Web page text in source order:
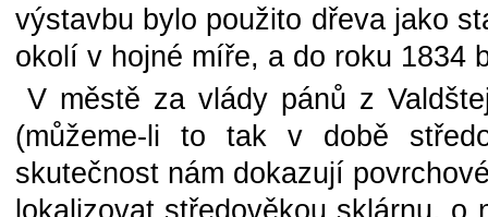
výstavbu bylo použito dřeva jako
okolí v hojné míře, a do roku 1834
V městě za vlády pánů z
(můžeme-li to tak v době
skutečnost nám dokazují